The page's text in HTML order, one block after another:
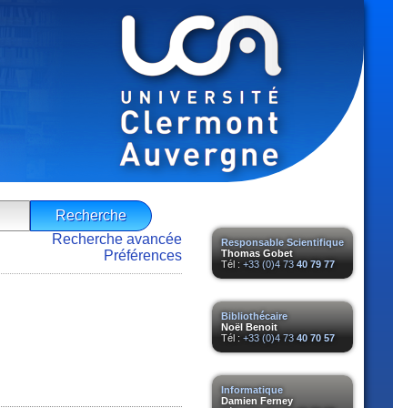
Responsable Scientifique
Thomas Gobet
Tél : +33 (0)4 73 40 79 77
Bibliothécaire
Noël Benoit
Tél : +33 (0)4 73 40 70 57
Informatique
Damien Ferney
Recherche avancée
Préférences